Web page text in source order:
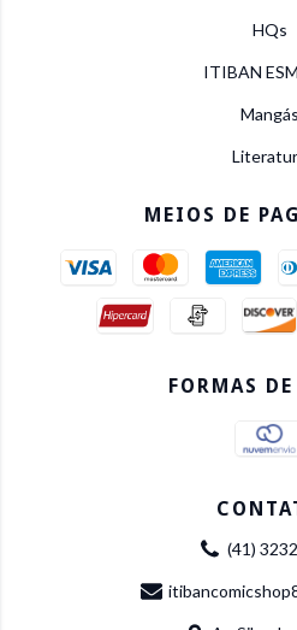
HQs
ITIBAN
Mangás
MEIOS DE
FORMAS
(41)